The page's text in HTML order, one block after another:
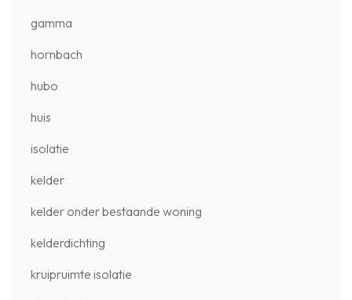
gamma
hornbach
hubo
huis
isolatie
kelder
kelder onder bestaande woning
kelderdichting
kruipruimte isolatie